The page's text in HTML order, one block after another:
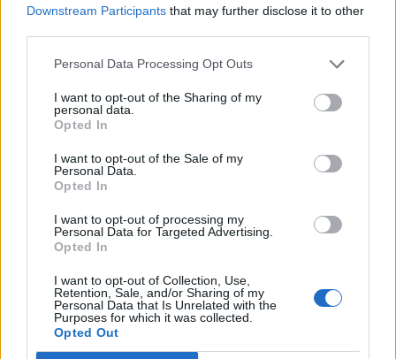
Downstream Participants that may further disclose it to other
Personal Data Processing Opt Outs
I want to opt-out of the Sharing of my
personal data.
Opted In
I want to opt-out of the Sale of my
Personal Data.
Opted In
I want to opt-out of processing my
Personal Data for Targeted Advertising.
Opted In
I want to opt-out of Collection, Use,
Retention, Sale, and/or Sharing of my
Personal Data that Is Unrelated with the
Purposes for which it was collected.
Opted Out
MOD-Ara
Team Farmerama DA & NO
Tovepigen sagde:↑
jo TAK - det gør det nemmere for mig --- Men hvor vil jeg ønske,
som jeg ikke forstår - Så ville jeg heller ikke bede om hjælp så
ofte (for jeg er jo vild med spillet - bare det er på dansk)
Hej igen
En nøjagtig beskrivelse af hvor/hvilken handling du
fortager vil hjælpe mig til at rapportere det,
så vi kan få lavet en oversættelse.